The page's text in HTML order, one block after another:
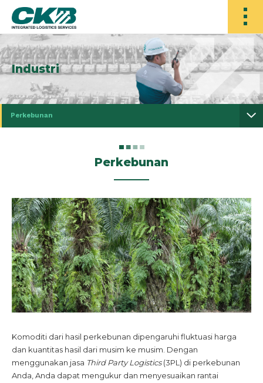
Industri
Perkebunan
Perkebunan
Komoditi dari hasil perkebunan dipengaruhi fluktuasi harga
dan kuantitas hasil dari musim ke musim. Dengan
menggunakan jasa Third Party Logistics(3PL) di perkebunan
Anda, Anda dapat mengukur dan menyesuaikan rantai